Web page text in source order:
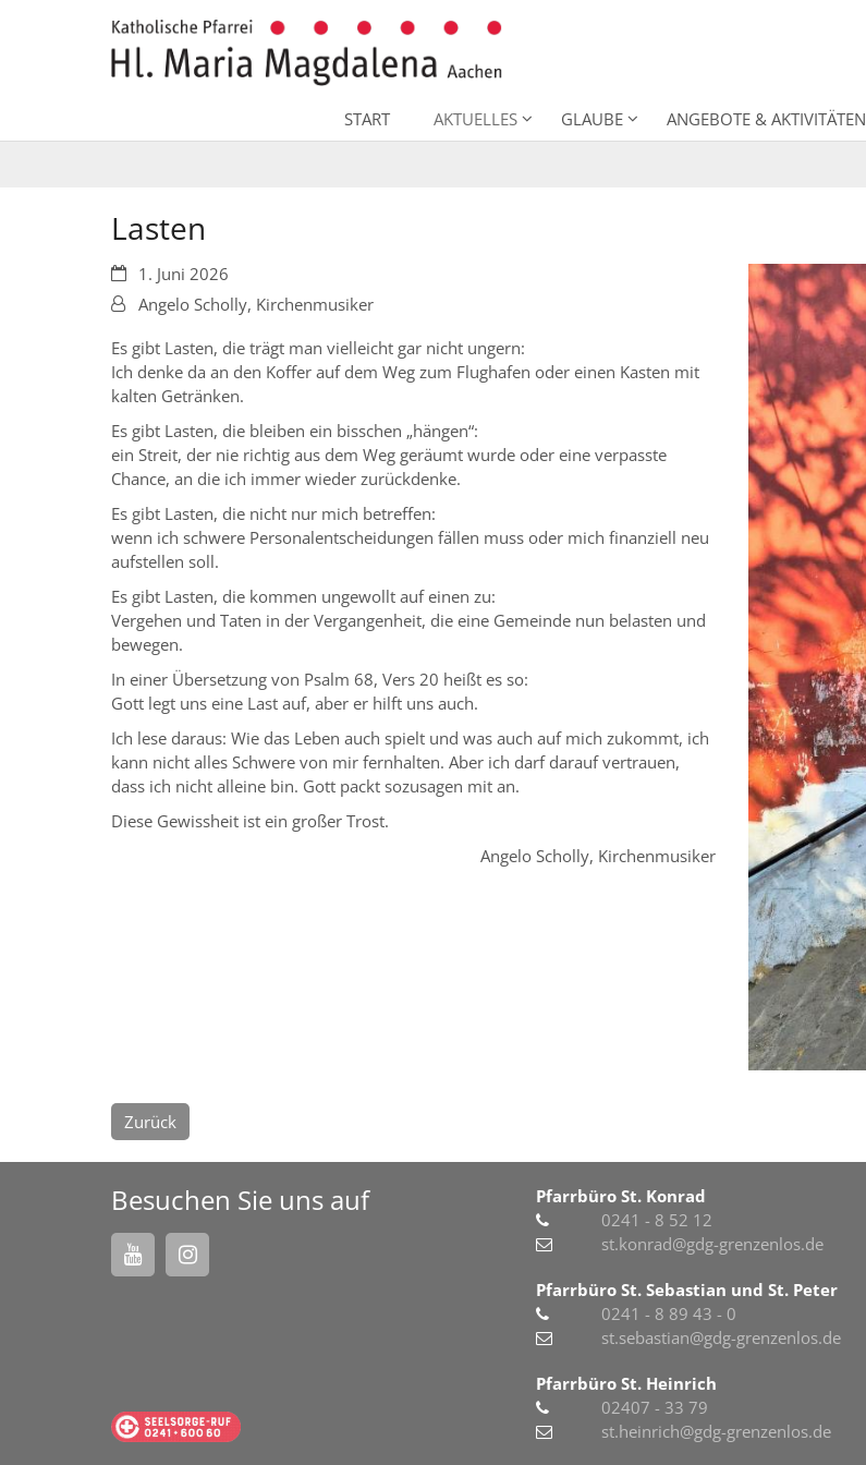
START AKTUELLES GLAUBE ANGEBOTE & AKTIVITÄTEN
Lasten
Datum:1. Juni 2026
Von:Angelo Scholly, Kirchenmusiker
Es gibt Lasten, die trägt man vielleicht gar nicht ungern:
Ich denke da an den Koffer auf dem Weg zum Flughafen oder einen Kasten mit
kalten Getränken.
Es gibt Lasten, die bleiben ein bisschen „hängen“:
ein Streit, der nie richtig aus dem Weg geräumt wurde oder eine verpasste
Chance, an die ich immer wieder zurückdenke.
Es gibt Lasten, die nicht nur mich betreffen:
wenn ich schwere Personalentscheidungen fällen muss oder mich finanziell neu
aufstellen soll.
Es gibt Lasten, die kommen ungewollt auf einen zu:
Vergehen und Taten in der Vergangenheit, die eine Gemeinde nun belasten und
bewegen.
In einer Übersetzung von Psalm 68, Vers 20 heißt es so:
Gott legt uns eine Last auf, aber er hilft uns auch.
Ich lese daraus: Wie das Leben auch spielt und was auch auf mich zukommt, ich
kann nicht alles Schwere von mir fernhalten. Aber ich darf darauf vertrauen,
dass ich nicht alleine bin. Gott packt sozusagen mit an.
Diese Gewissheit ist ein großer Trost.
Angelo Scholly, Kirchenmusiker
Zurück
Besuchen Sie uns auf
Pfarrbüro St. Konrad
0241 - 8 52 12
st.konrad@gdg-grenzenlos.de
Pfarrbüro St. Sebastian und St. Peter
0241 - 8 89 43 - 0
st.sebastian@gdg-grenzenlos.de
Pfarrbüro St. Heinrich
02407 - 33 79
st.heinrich@gdg-grenzenlos.de